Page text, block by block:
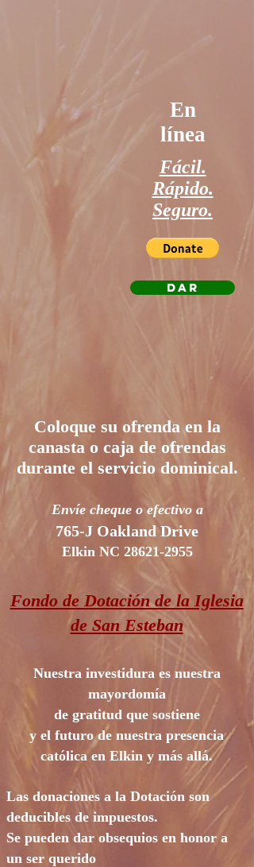
En
línea
Fácil.
Rápido.
Seguro.
DAR
Coloque su ofrenda en la
canasta o caja de ofrendas
durante el servicio dominical.
Envíe cheque o efectivo a
765-J Oakland Drive
Elkin NC 28621-2955
Fondo de Dotación de la Iglesia
de San Esteban
Nuestra investidura es nuestra
mayordomía
de gratitud que sostiene
y el futuro de nuestra presencia
católica en Elkin y más allá.
Las donaciones a la Dotación son
deducibles de impuestos.
Se pueden dar obsequios en honor a
un ser querido